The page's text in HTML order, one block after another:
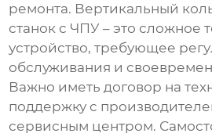
ремонта. Вертикальный
станок с ЧПУ – это сложное
устройство, требующее
обслуживания и
Важно иметь договор на
поддержку с
сервисным центром.